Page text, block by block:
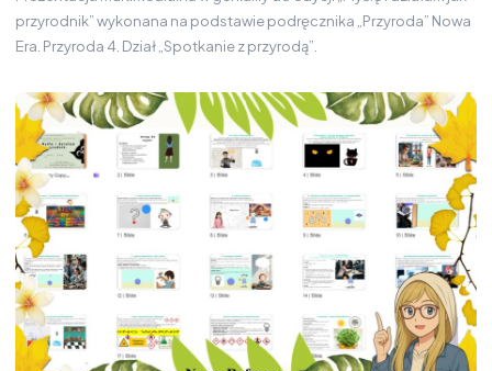
przyrodnik” wykonana na podstawie podręcznika „Przyroda” Nowa
Era. Przyroda 4. Dział „Spotkanie z przyrodą”.